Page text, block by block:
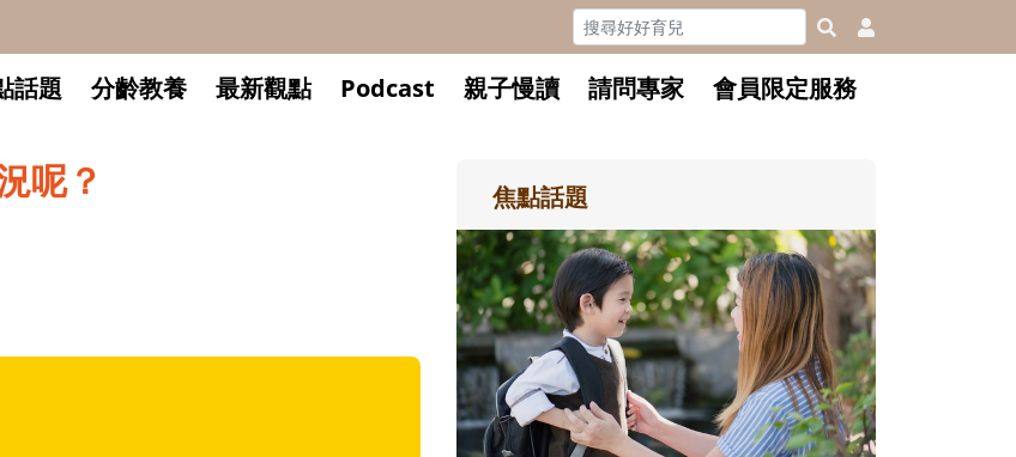
話題 分齡教養 最新觀點 Podcast 親子慢讀 請問專家 會員限定服務
呢？ 焦點話題
和孩子一起長大的那個男人│讀
懂父親的不同模樣
沒有人天生就擅長當爸爸！男人總是
在一次次「前所未有」的體驗中，跟
著孩子一起長大。從給予安全感的肢